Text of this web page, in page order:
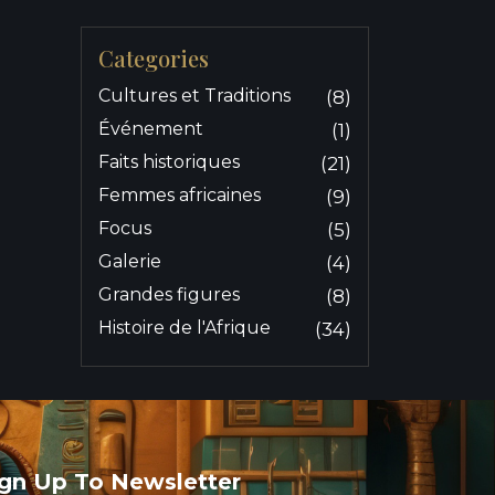
Categories
Cultures et Traditions (8)
Événement (1)
Faits historiques (21)
Femmes africaines (9)
Focus (5)
Galerie (4)
Grandes figures (8)
Histoire de l'Afrique (34)
Up To Newsletter